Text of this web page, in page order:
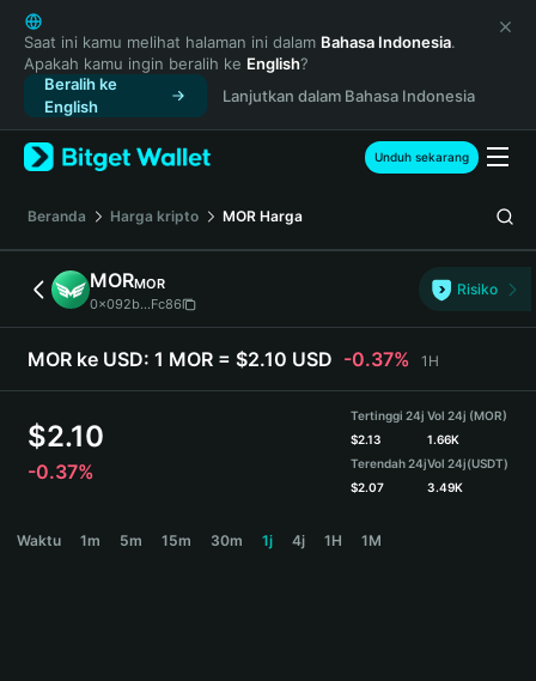
English
日本語
Tiếng Việt
Русский
Español (Latinoamérica)
Türkçe
Français
Deutsch
简体中文
繁體中文
Português (Portugal)
Bahasa Indonesia
ภาษาไทย
Español
Español (Argentina)
Saat ini kamu melihat halaman ini dalam Bahasa Indonesia.
Apakah kamu ingin beralih ke English?
Beralih ke
English
Lanjutkan dalam Bahasa Indonesia
Unduh sekarang
Beranda Harga kripto MOR Harga
MORMOR
0x092b...Fc86
Risiko
MOR ke USD: 1 MOR = $2.10 USD -0.37% 1H
$2.10
-0.37%
Tertinggi 24j
$2.13
Terendah 24j
$2.07
Vol 24j (MOR)
1.66K
Vol 24j(USDT)
3.49K
Waktu 1m 5m 15m 30m 1j 4j 1H 1M